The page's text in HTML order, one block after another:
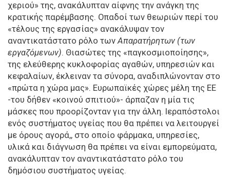
χεριού» της, ανακάλυπταν αίφνης την ανάγκη της
κρατικής παρέμβασης. Οπαδοί των θεωριών περί του
«τέλους της εργασίας» ανακάλυψαν τον
αναντικατάστατο ρόλο των Απαρατήρητων (των
εργαζόμενων). Θιασώτες της «παγκοσμιοποίησης»,
της ελεύθερης κυκλοφορίας αγαθών, υπηρεσιών και
κεφαλαίων, έκλειναν τα σύνορα, αναδιπλώνονταν στο
«πρώτα η χώρα μας». Ευρωπαϊκές χώρες μέλη της ΕΕ
-του δήθεν «κοινού σπιτιού»- άρπαζαν η μία τις
μάσκες που προορίζονταν για την άλλη. Ιεραπόστολοι
ενός συστήματος υγείας που θα πρέπει να λειτουργεί
με όρους αγορά,, στο οποίο φάρμακα, υπηρεσίες,
υλικά και διάγνωση θα πρέπει να είναι εμπορεύματα,
ανακάλυπταν τον αναντικατάστατο ρόλο του
δημόσιου συστήματος υγείας.